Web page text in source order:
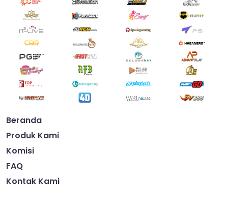
Beranda
Produk Kami
Komisi
FAQ
Kontak Kami